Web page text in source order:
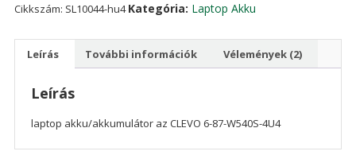
Cikkszám: SL10044-hu4 Kategória: Laptop Akku
Leírás További információk Vélemények (2)
Leírás
laptop akku/akkumulátor az CLEVO 6-87-W540S-4U4